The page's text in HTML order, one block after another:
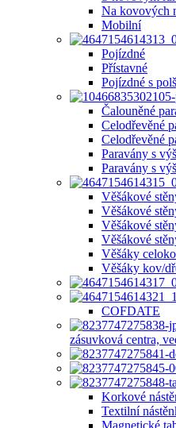
Na kovových
Mobilní
Pojízdné
Přístavné
Pojízdné s
Čalouněné
Celodřevěné
Celodřevěné
Paravány s
Paravány s
Věšákové
Věšákové
Věšákové
Věšákové
Věšáky
Věšáky kov/
COFDATE
zásuvková centra,
Korkové
Textilní
Magnetické